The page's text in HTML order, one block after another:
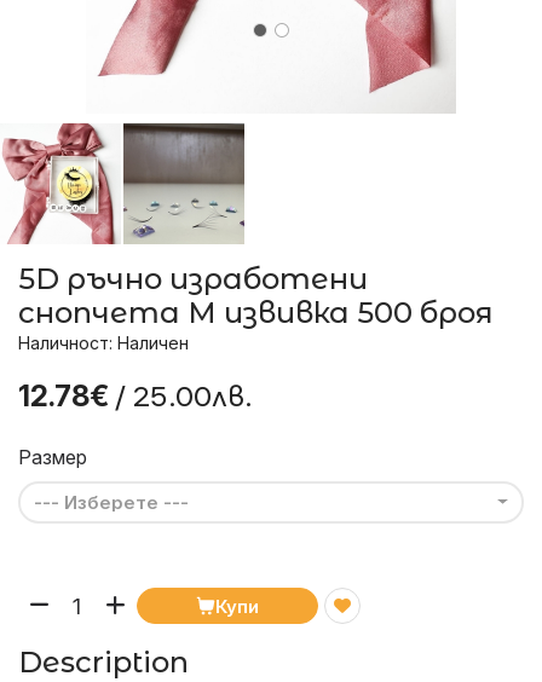
5D ръчно изработени
снопчета М извивка 500 броя
Наличност: Наличен
12.78€ / 25.00лв.
Размер
--- Изберете ---
Купи
Description